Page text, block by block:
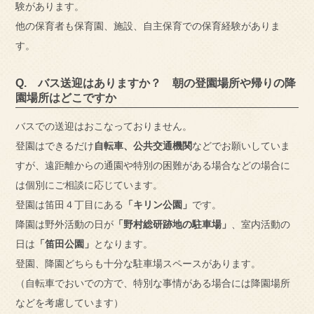
験があります。
他の保育者も保育園、施設、自主保育での保育経験がありま
す。
Q. バス送迎はありますか？ 朝の登園場所や帰りの降
園場所はどこですか
バスでの送迎はおこなっておりません。
登園はできるだけ自転車、公共交通機関などでお願いしていま
すが、遠距離からの通園や特別の困難がある場合などの場合に
は個別にご相談に応じています。
登園は笛田４丁目にある
「キリン公園」 です。
降園は野外活動の日が 「野村総研跡地の駐車場」 、室内活動の
日は 「笛田公園」 となります。
登園、降園どちらも十分な駐車場スペースがあります。
（自転車でおいでの方で、特別な事情がある場合には降園場所
などを考慮しています）